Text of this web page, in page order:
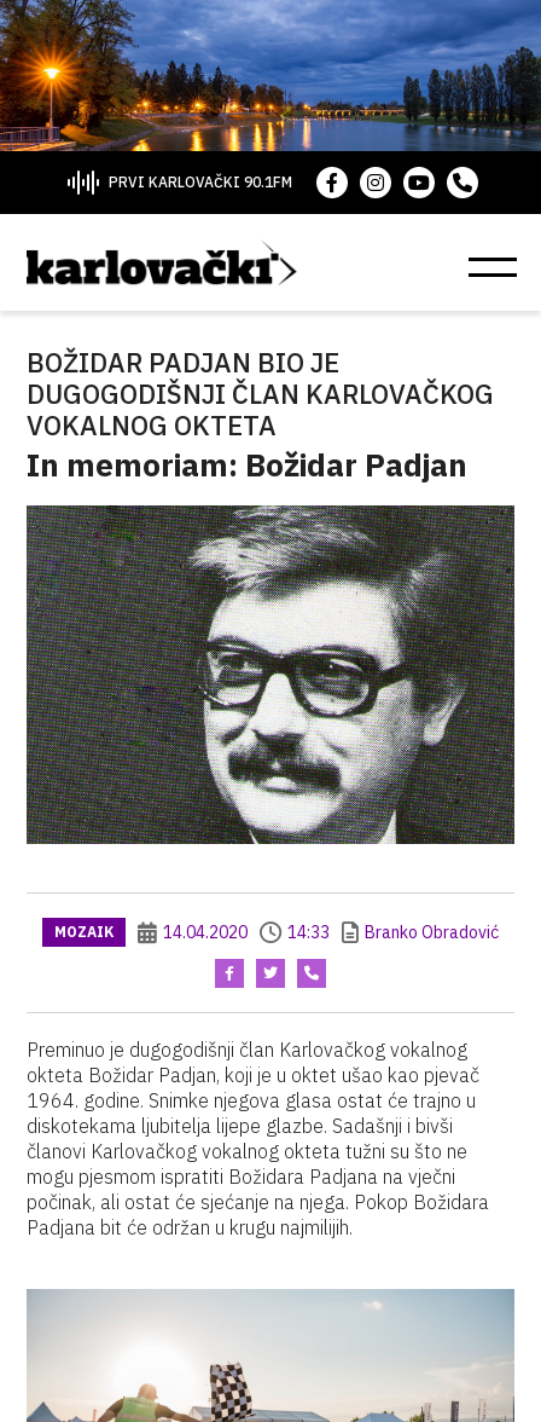
PRVI KARLOVAČKI 90.1FM
BOŽIDAR PADJAN BIO JE
DUGOGODIŠNJI ČLAN KARLOVAČKOG
VOKALNOG OKTETA
In memoriam: Božidar Padjan
MOZAIK 14.04.2020 14:33 Branko Obradović
Preminuo je dugogodišnji član Karlovačkog vokalnog
okteta Božidar Padjan, koji je u oktet ušao kao pjevač
1964. godine. Snimke njegova glasa ostat će trajno u
diskotekama ljubitelja lijepe glazbe. Sadašnji i bivši
članovi Karlovačkog vokalnog okteta tužni su što ne
mogu pjesmom ispratiti Božidara Padjana na vječni
počinak, ali ostat će sjećanje na njega. Pokop Božidara
Padjana bit će održan u krugu najmilijih.